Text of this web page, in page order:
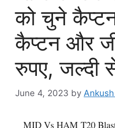
को चुने
कैप्टन और
रुपए, जल्दी
June 4, 2023 by
MID Vs HAM T20